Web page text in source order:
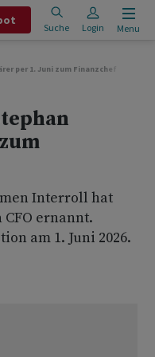
Suche Login Menu
per 1. Juni zum Finanzchef
Interroll hat
ernannt.
am 1. Juni 2026.